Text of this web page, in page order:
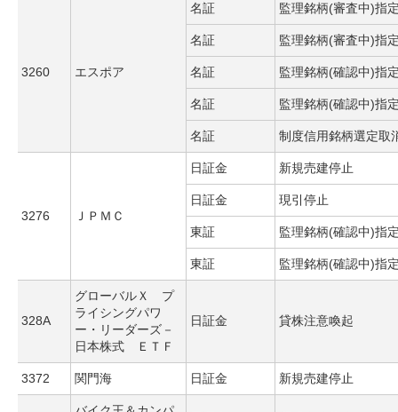
3260 エスポア
名証 監理銘柄(審査中)指
名証 監理銘柄(審査中)指
名証 監理銘柄(確認中)指
名証 監理銘柄(確認中)指
名証 制度信用銘柄選定取
3276 ＪＰＭＣ
日証金 新規売建停止
日証金 現引停止
東証 監理銘柄(確認中)指
東証 監理銘柄(確認中)指
328A
グローバルＸ プ
ライシングパワ
ー・リーダーズ－
日本株式 ＥＴＦ
日証金 貸株注意喚起
3372 関門海 日証金 新規売建停止